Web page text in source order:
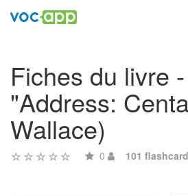
Fiches du livre -
"Address:
Wallace)
0 101